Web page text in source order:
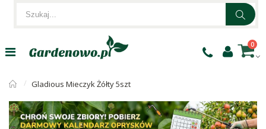
0
Gladious Mieczyk Żółty 5szt